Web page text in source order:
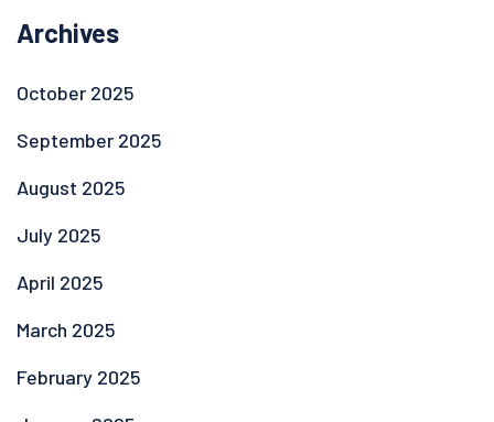
Archives
October 2025
September 2025
August 2025
July 2025
April 2025
March 2025
February 2025